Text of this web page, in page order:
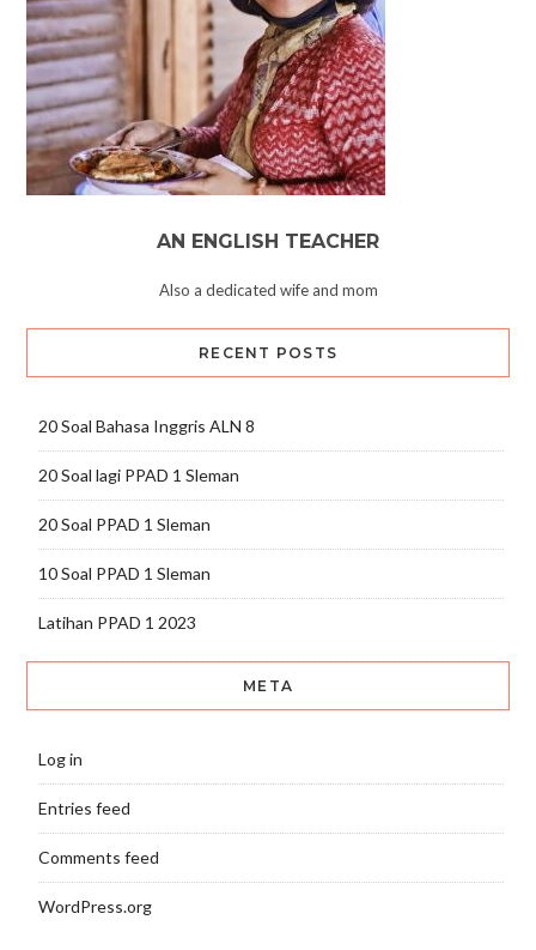
AN ENGLISH TEACHER
Also a dedicated wife and mom
RECENT POSTS
20 Soal Bahasa Inggris ALN 8
20 Soal lagi PPAD 1 Sleman
20 Soal PPAD 1 Sleman
10 Soal PPAD 1 Sleman
Latihan PPAD 1 2023
META
Log in
Entries feed
Comments feed
WordPress.org